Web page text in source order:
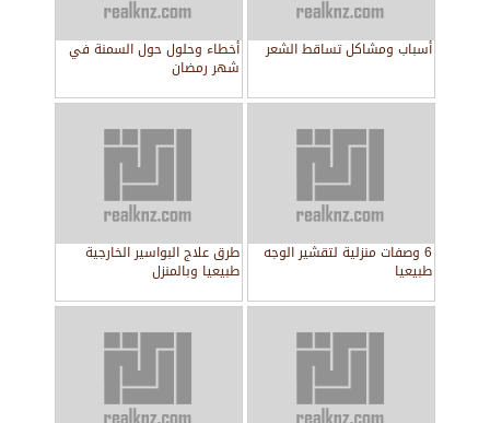
أسباب ومشاكل تساقط الشعر أخطاء وحلول حول السمنة في
شهر رمضان
6 وصفات منزلية لتقشير الوجه
طبيعيا
طرق علاج البواسير الخارجية
طبيعيا وبالمنزل